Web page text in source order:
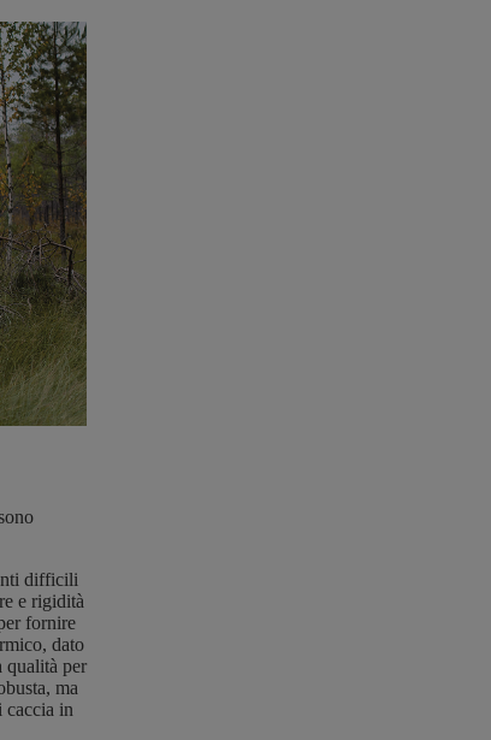
difficili
e rigidità
fornire
dato
qualità per
ma
caccia in